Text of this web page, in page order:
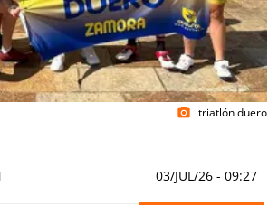
photo_camera triatlón duero
03/JUL/26 - 09:27